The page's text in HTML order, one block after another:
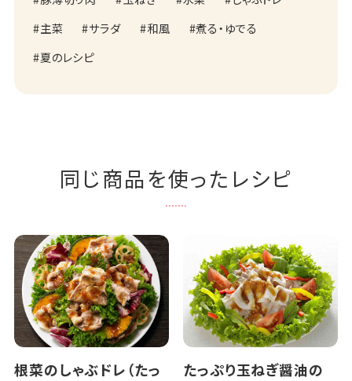
主菜
サラダ 和風
煮る・ゆでる
夏のレシピ
同じ商品を使ったレシピ
根菜のしゃぶドレ（たっ
たっぷり玉ねぎ醤油の